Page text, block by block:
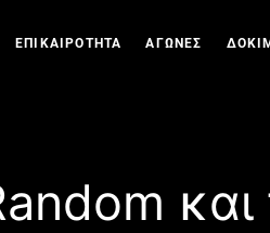
ΕΠΙΚΑΙΡΟΤΗΤΑ ΑΓΩΝΕΣ